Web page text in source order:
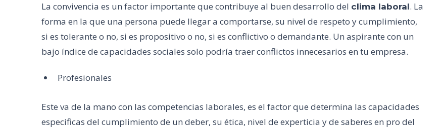
La convivencia es un factor importante que contribuye al buen desarrollo del clima laboral. La
forma en la que una persona puede llegar a comportarse, su nivel de respeto y cumplimiento,
si es tolerante o no, si es propositivo o no, si es conflictivo o demandante. Un aspirante con un
bajo índice de capacidades sociales solo podría traer conflictos innecesarios en tu empresa.
Profesionales
Este va de la mano con las competencias laborales, es el factor que determina las capacidades
especificas del cumplimiento de un deber, su ética, nivel de experticia y de saberes en pro del